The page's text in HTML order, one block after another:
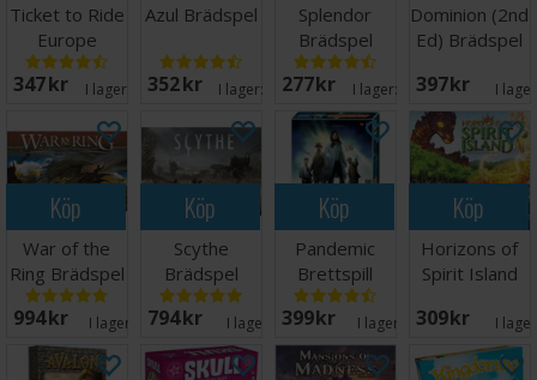
Ticket to Ride
Europe
Brädspel
347 SEK I lager: 20+
Azul Brädspel
352 SEK I lager: 20+
Splendor
Brädspel
277 SEK I lager: 20+
Dominion (2nd
Ed) Brädspel
397 SEK I
Köp
War of the
Ring Brädspel
994 SEK I lager: 11
Köp
Scythe
Brädspel
794 SEK I lager: 5
Köp
Pandemic
Brettspill
399 SEK I lager: 10
Köp
Horizons of
Spirit Island
309 SEK I